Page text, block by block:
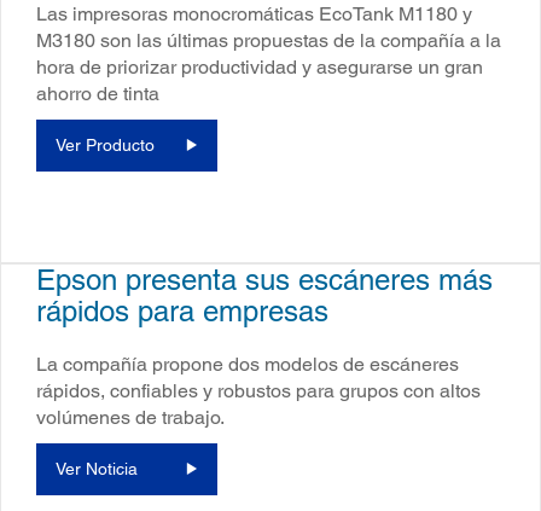
Las impresoras monocromáticas EcoTank M1180 y
M3180 son las últimas propuestas de la compañía a la
hora de priorizar productividad y asegurarse un gran
ahorro de tinta
Ver Producto
Epson presenta sus escáneres más
rápidos para empresas
La compañía propone dos modelos de escáneres
rápidos, confiables y robustos para grupos con altos
volúmenes de trabajo.
Ver Noticia